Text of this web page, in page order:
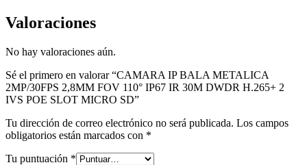
Valoraciones
No hay valoraciones aún.
Sé el primero en valorar “CAMARA IP BALA METALICA
2MP/30FPS 2,8MM FOV 110° IP67 IR 30M DWDR H.265+ 2
IVS POE SLOT MICRO SD”
Tu dirección de correo electrónico no será publicada. Los campos
obligatorios están marcados con *
Tu puntuación *